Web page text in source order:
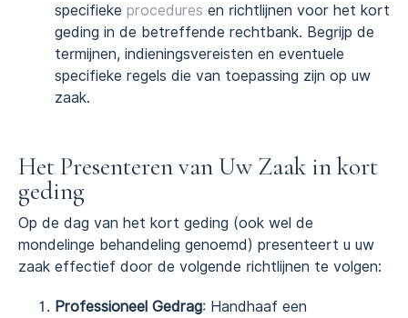
specifieke procedures en richtlijnen voor het kort
geding in de betreffende rechtbank. Begrijp de
termijnen, indieningsvereisten en eventuele
specifieke regels die van toepassing zijn op uw
zaak.
Het Presenteren van Uw Zaak in kort
geding
Op de dag van het kort geding (ook wel de
mondelinge behandeling genoemd) presenteert u uw
zaak effectief door de volgende richtlijnen te volgen:
Professioneel Gedrag: Handhaaf een